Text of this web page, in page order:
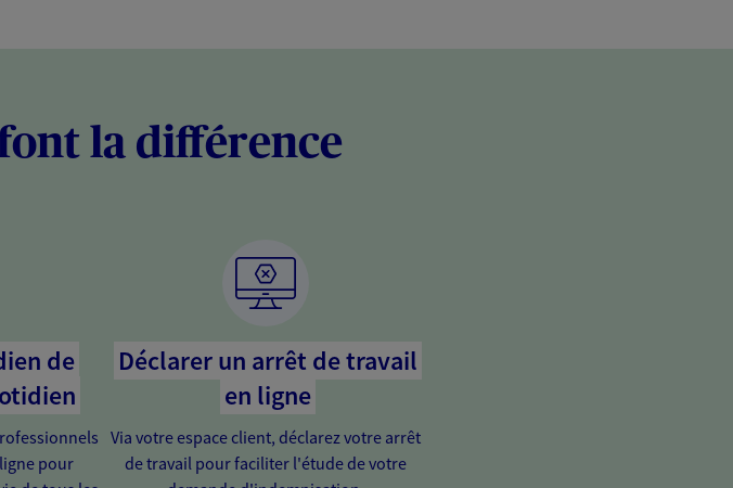
la différence
de
pour
Déclarer un arrêt de travail
en ligne
Via votre espace client, déclarez votre arrêt
de travail pour faciliter l'étude de votre